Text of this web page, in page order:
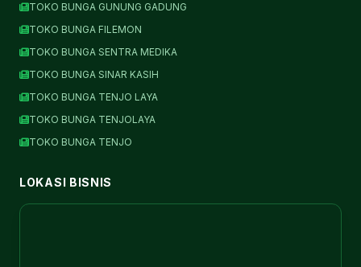
TOKO BUNGA GUNUNG GADUNG
TOKO BUNGA FILEMON
TOKO BUNGA SENTRA MEDIKA
TOKO BUNGA SINAR KASIH
TOKO BUNGA TENJO LAYA
TOKO BUNGA TENJOLAYA
TOKO BUNGA TENJO
LOKASI BISNIS